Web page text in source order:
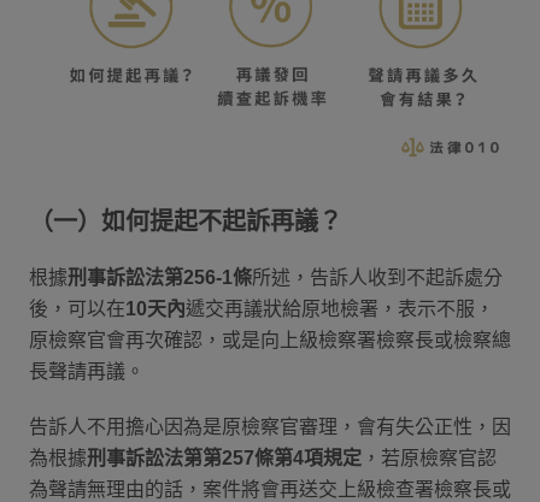
（一）如何提起不起訴再議？
根據刑事訴訟法第256-1條所述，告訴人收到不起訴處分
後，可以在10天內遞交再議狀給原地檢署，表示不服，
原檢察官會再次確認，或是向上級檢察署檢察長或檢察總
長聲請再議。
告訴人不用擔心因為是原檢察官審理，會有失公正性，因
為根據刑事訴訟法第第257條第4項規定 ，若原檢察官認
為聲請無理由的話，案件將會再送交上級檢查署檢察長或